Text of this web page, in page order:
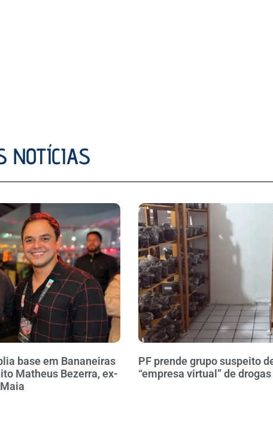
NOTÍCIAS
base em Bananeiras
Matheus Bezerra, ex-
PF prende grupo suspeito
“empresa virtual” de